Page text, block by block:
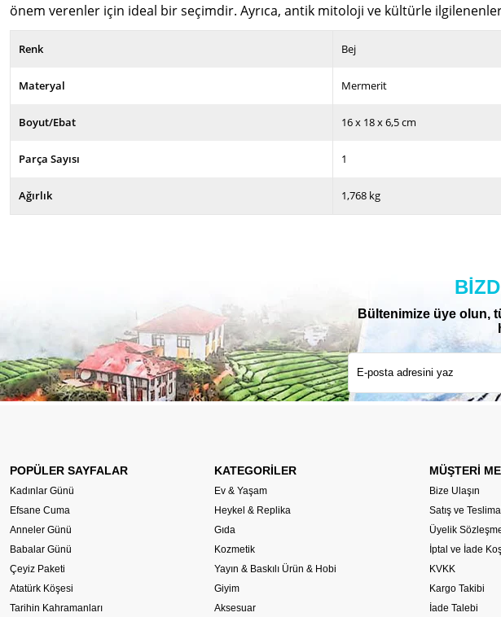
önem verenler için ideal bir seçimdir. Ayrıca, antik mitoloji ve kültürle
Renk Bej
Materyal Mermerit
Boyut/Ebat 16 x 18 x 6,5 cm
Parça Sayısı 1
Ağırlık 1,768 kg
Bültenimize üye olun,
POPÜLER SAYFALAR
Kadınlar Günü
Efsane Cuma
Anneler Günü
Babalar Günü
Çeyiz Paketi
Atatürk Köşesi
Tarihin Kahramanları
KATEGORİLER
Ev & Yaşam
Heykel & Replika
Gıda
Kozmetik
Yayın & Baskılı Ürün & Hobi
Giyim
Aksesuar
MÜŞTERİ
Bize Ulaşın
Satış ve
Üyelik
İptal ve İade
KVKK
Kargo Takibi
İade Talebi